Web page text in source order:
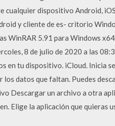
cualquier dispositivo Android,
y cliente de es- critorio
WinRAR 5.91 para Windows
8 de julio de 2020 a las
en tu dispositivo. iCloud. Inicia
datos que faltan. Puedes
Descargar un archivo a otra
Elige la aplicación que quieras